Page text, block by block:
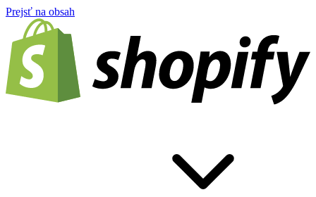
Prejsť na obsah